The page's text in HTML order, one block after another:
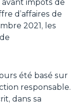
avant impôts de
d’affaires de
2021, les
été basé sur
responsable.
dans sa